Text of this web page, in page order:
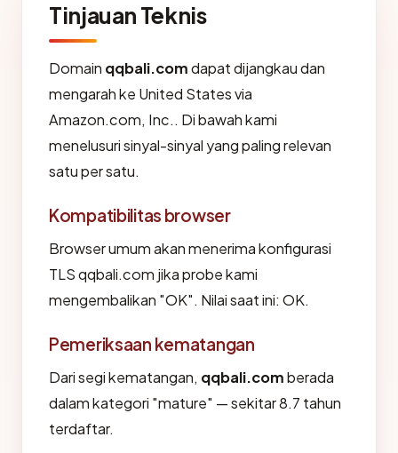
Tinjauan Teknis
Domain qqbali.comdapat dijangkau dan
mengarah ke United States via
Amazon.com, Inc.. Di bawah kami
menelusuri sinyal-sinyal yang paling relevan
satu per satu.
Kompatibilitas browser
Browser umum akan menerima konfigurasi
TLS qqbali.com jika probe kami
mengembalikan "OK". Nilai saat ini: OK.
Pemeriksaan kematangan
Dari segi kematangan, qqbali.comberada
dalam kategori "mature" — sekitar 8.7 tahun
terdaftar.